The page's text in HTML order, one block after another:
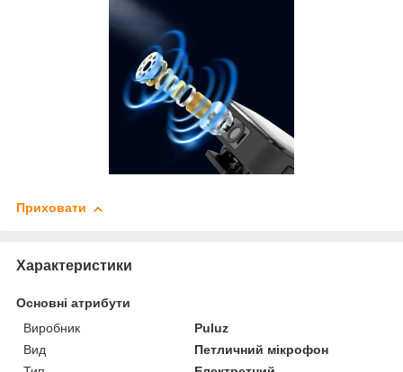
Приховати
Характеристики
Основні атрибути
Виробник
Puluz
Вид
Петличний мікрофон